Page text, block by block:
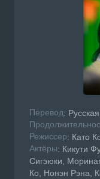
Перевод:
Режисcер: Като
Актёры: Кикути
Сигэюки,
Ко, Нонэн Рэна,